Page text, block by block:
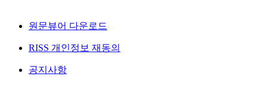
원문뷰어 다운로드
RISS 개인정보 재동의
공지사항